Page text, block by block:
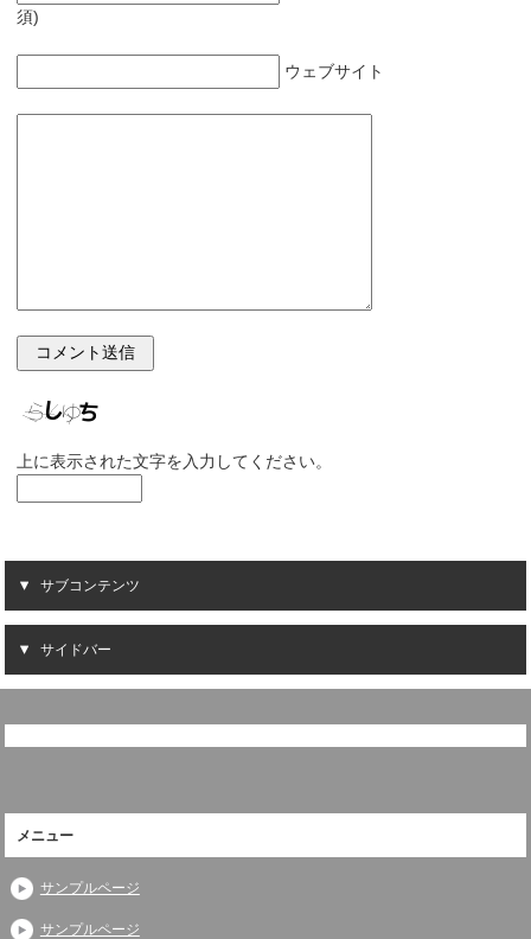
須)
ウェブサイト
上に表示された文字を入力してください。
サブコンテンツ
サイドバー
メニュー
サンプルページ
サンプルページ